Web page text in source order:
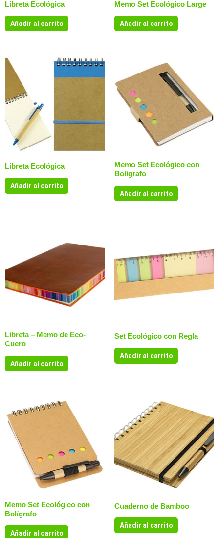
Libreta Ecológica
Añadir al carrito
Memo Set Ecológico Large
Añadir al carrito
Libreta Ecológica
Añadir al carrito
Memo Set Ecológico con
Bolígrafo
Añadir al carrito
Libreta – Memo de Eco-
Cuero
Añadir al carrito
Set Ecológico con Regla
Añadir al carrito
Memo Set Ecológico con
Bolígrafo
Añadir al carrito
Cuaderno de Bamboo
Añadir al carrito